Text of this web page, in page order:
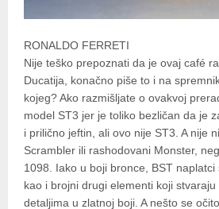
RONALDO FERRETI
Nije teško prepoznati da je ovaj café
Ducatija, konačno piše to i na
kojeg? Ako razmišljate o ovakvoj
model ST3 jer je toliko bezličan da je
i prilično jeftin, ali ovo nije ST3. A nije
Scrambler ili rashodovani Monster,
1098. Iako u boji bronce, BST
kao i brojni drugi elementi koji
detaljima u zlatnoj boji. A nešto se